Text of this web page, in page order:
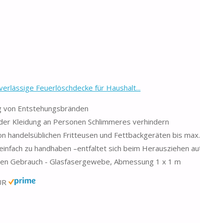
Feuerlöschdecke für Haushalt...
Entstehungsbränden
Kleidung an Personen Schlimmeres verhindern
handelsüblichen Fritteusen und Fettbackgeräten bis
zu handhaben –entfaltet sich beim Herausziehen
Gebrauch - Glasfasergewebe, Abmessung 1 x 1 m